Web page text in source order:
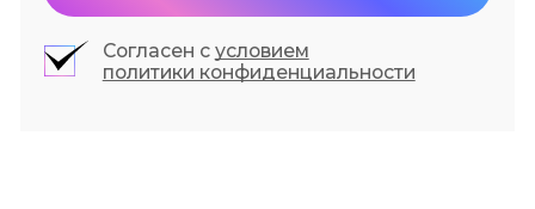
Согласен с условием
политики конфиденциальности